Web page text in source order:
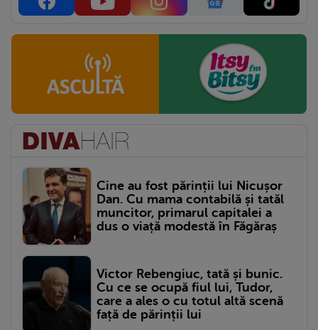
Cine au fost părinții lui Nicușor
Dan. Cu mama contabilă și tatăl
muncitor, primarul capitalei a
dus o viață modestă în Făgăraș
Victor Rebengiuc, tată și bunic.
Cu ce se ocupă fiul lui, Tudor,
care a ales o cu totul altă scenă
față de părinții lui